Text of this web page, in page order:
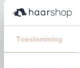
Toestemming
Ontvang wekelijks
rechtstreeks in jou
E-mailadres